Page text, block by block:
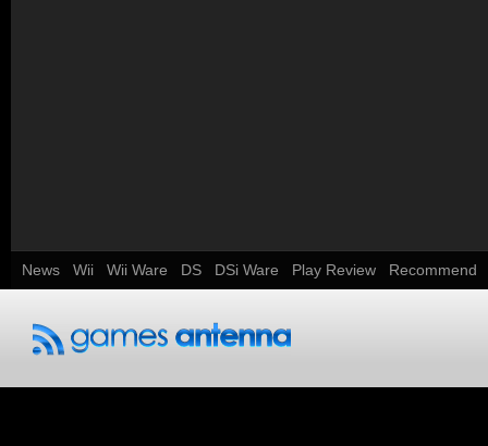
News Wii Wii Ware DS DSi Ware Play Review Recommend